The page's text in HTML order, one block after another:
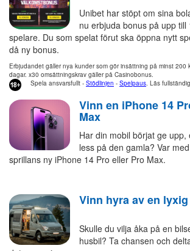
Unibet har stöpt om sina
nu erbjuda bonus på upp till
spelare. Du som spelat förut ska öppna nytt
då ny bonus.
Erbjudandet gäller nya kunder som gör insättning på minst 200
dagar. x30 omsättningskrav gäller på Casinobonus.
Spela ansvarsfullt - Stödlinjen - Spelpaus. Läs
Vinn en iPhone 14
Max
Har din mobil börjat ge
less på den gamla? Var
sprillans ny iPhone 14 Pro eller Pro Max.
Vinn hyra av en
Skulle du vilja åka på en
husbil? Ta chansen och